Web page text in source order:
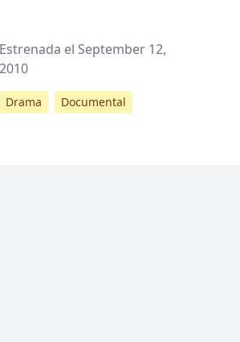
Estrenada el September 12,
2010
Drama Documental